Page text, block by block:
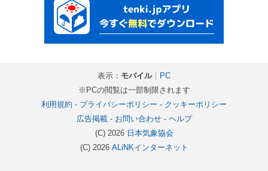
表示： モバイル｜ PC
※PCの閲覧は一部制限されます
利用規約 - プライバシーポリシー - クッキーポリシー
広告掲載- お問い合わせ- ヘルプ
(C) 2026 日本気象協会
(C) 2026 ALiNKインターネット